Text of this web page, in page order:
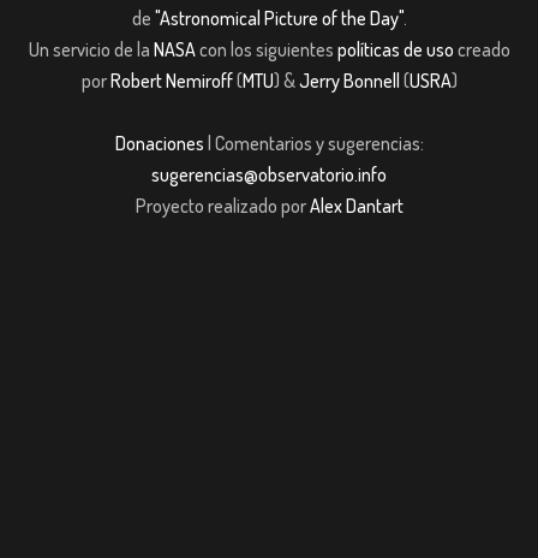
de "Astronomical Picture of the Day".
Un servicio de la NASAcon los siguientes políticas de uso creado
porRobert Nemiroff(MTU) &Jerry Bonnell (USRA)
Donaciones | Comentarios y sugerencias:
sugerencias@observatorio.info
Proyecto realizado porAlex Dantart